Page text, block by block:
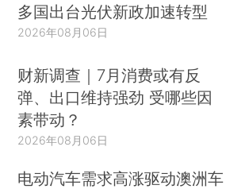
多国出台光伏新政加速转型
2026年08月06日
财新调查｜7月消费或有反
弹、出口维持强劲 受哪些因
素带动？
2026年08月06日
电动汽车需求高涨驱动澳洲车